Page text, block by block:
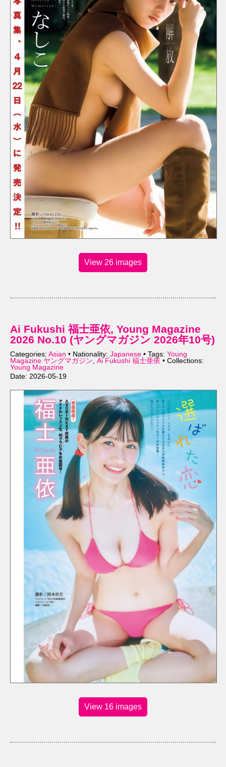
View 26 images
Ai Fukushi 福士亜依, Young Magazine
2026 No.10 (ヤングマガジン 2026年10号)
Categories: Asian • Nationality: Japanese • Tags: Young
Magazine ヤングマガジン, Ai Fukushi 福士亜依 • Collections:
Young Magazine
Date: 2026-05-19
View 16 images